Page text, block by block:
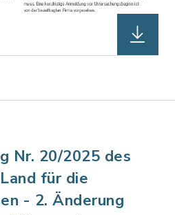
Nr. 20/2025 des
für die
- 2. Änderung